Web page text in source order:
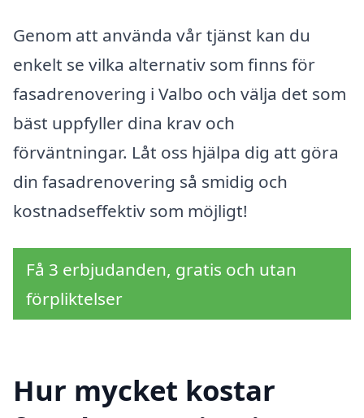
Genom att använda vår tjänst kan du
enkelt se vilka alternativ som finns för
fasadrenovering i Valbo och välja det som
bäst uppfyller dina krav och
förväntningar. Låt oss hjälpa dig att göra
din fasadrenovering så smidig och
kostnadseffektiv som möjligt!
Få 3 erbjudanden, gratis och utan
förpliktelser
Hur mycket kostar